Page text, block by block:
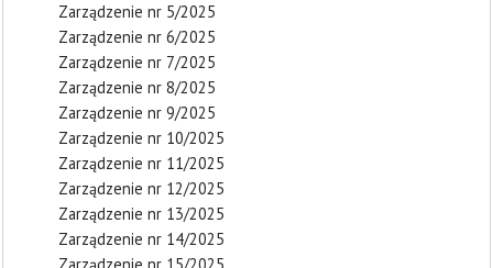
Zarządzenie nr 5/2025
Zarządzenie nr 6/2025
Zarządzenie nr 7/2025
Zarządzenie nr 8/2025
Zarządzenie nr 9/2025
Zarządzenie nr 10/2025
Zarządzenie nr 11/2025
Zarządzenie nr 12/2025
Zarządzenie nr 13/2025
Zarządzenie nr 14/2025